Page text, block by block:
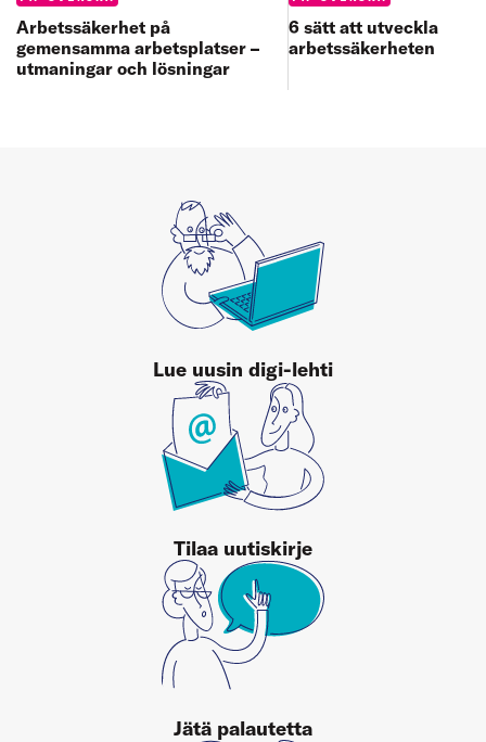
Arbetssäkerhet på
gemensamma arbetsplatser –
utmaningar och lösningar
6 sätt att utveckla
arbetssäkerheten
Lue uusin digi-lehti
Tilaa uutiskirje
Jätä palautetta